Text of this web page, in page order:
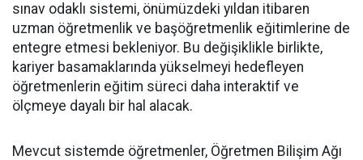
sınav odaklı sistemi, önümüzdeki yıldan itibaren
uzman öğretmenlik ve başöğretmenlik eğitimlerine de
entegre etmesi bekleniyor. Bu değişiklikle birlikte,
kariyer basamaklarında yükselmeyi hedefleyen
öğretmenlerin eğitim süreci daha interaktif ve
ölçmeye dayalı bir hal alacak.
Mevcut sistemde öğretmenler, Öğretmen Bilişim Ağı